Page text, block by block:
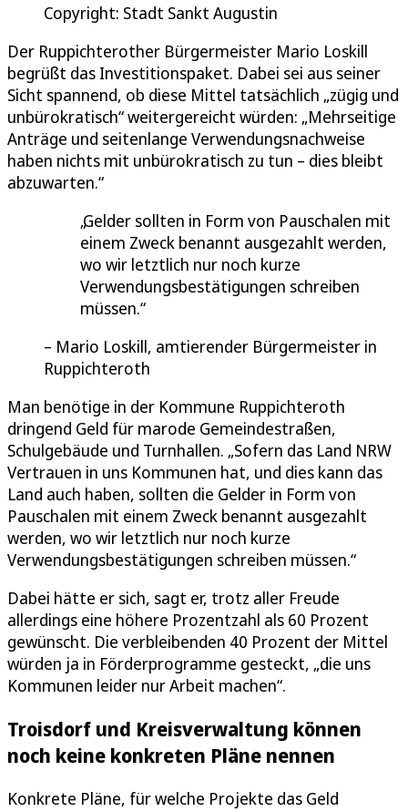
Copyright: Stadt Sankt Augustin
Der Ruppichterother Bürgermeister Mario Loskill
begrüßt das Investitionspaket. Dabei sei aus seiner
Sicht spannend, ob diese Mittel tatsächlich „zügig und
unbürokratisch“ weitergereicht würden: „Mehrseitige
Anträge und seitenlange Verwendungsnachweise
haben nichts mit unbürokratisch zu tun – dies bleibt
abzuwarten.“
Gelder sollten in Form von Pauschalen mit
einem Zweck benannt ausgezahlt werden,
wo wir letztlich nur noch kurze
Verwendungsbestätigungen schreiben
müssen.
Mario Loskill, amtierender Bürgermeister in
Ruppichteroth
Man benötige in der Kommune Ruppichteroth
dringend Geld für marode Gemeindestraßen,
Schulgebäude und Turnhallen. „Sofern das Land NRW
Vertrauen in uns Kommunen hat, und dies kann das
Land auch haben, sollten die Gelder in Form von
Pauschalen mit einem Zweck benannt ausgezahlt
werden, wo wir letztlich nur noch kurze
Verwendungsbestätigungen schreiben müssen.“
Dabei hätte er sich, sagt er, trotz aller Freude
allerdings eine höhere Prozentzahl als 60 Prozent
gewünscht. Die verbleibenden 40 Prozent der Mittel
würden ja in Förderprogramme gesteckt, „die uns
Kommunen leider nur Arbeit machen“.
Troisdorf und Kreisverwaltung können
noch keine konkreten Pläne nennen
Konkrete Pläne, für welche Projekte das Geld